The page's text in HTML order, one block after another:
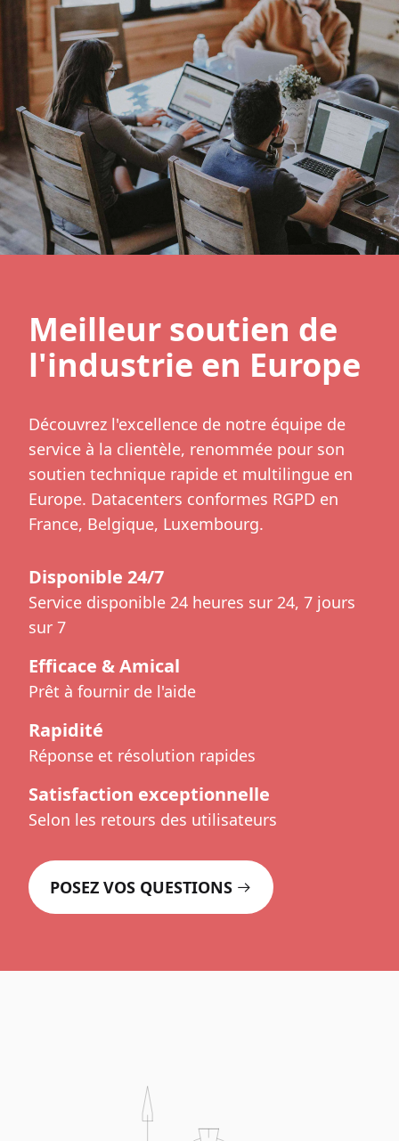
Meilleur soutien de
l'industrie en Europe
Découvrez l'excellence de notre équipe de
service à la clientèle, renommée pour son
soutien technique rapide et multilingue en
Europe. Datacenters conformes RGPD en
France, Belgique, Luxembourg.
Disponible 24/7
Service disponible 24 heures sur 24, 7 jours
sur 7
Efficace & Amical
Prêt à fournir de l'aide
Rapidité
Réponse et résolution rapides
Satisfaction exceptionnelle
Selon les retours des utilisateurs
POSEZ VOS QUESTIONS